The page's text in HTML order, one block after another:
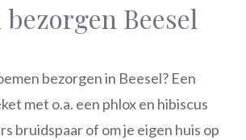
Beesel
bezorgen in Beesel? Een
met o.a. een phlox en hibiscus
bruidspaar of om je eigen huis op